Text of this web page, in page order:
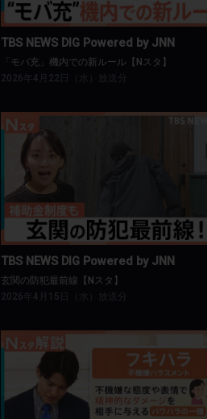
TBS NEWS DIG Powered by JNN
「モバ充」機内での新ルール【Nスタ】
2026年4月22日（水）放送分
TBS NEWS DIG Powered by JNN
玄関の防犯最前線【Nスタ】
2026年4月15日（水）放送分
TBS NEWS DIG Powered by JNN